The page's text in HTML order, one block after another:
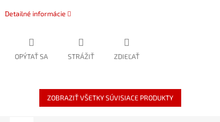
Detailné informácie
OPÝTAŤ SA STRÁŽIŤ ZDIEĽAŤ
ZOBRAZIŤ VŠETKY SÚVISIACE PRODUKTY